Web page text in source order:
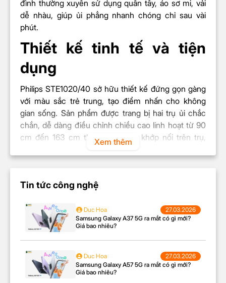
Đế ủi
Sách hướng dẫn sử dụng
đình thường xuyên sử dụng quần tây, áo sơ mi, vải
dễ nhàu, giúp ủi phẳng nhanh chóng chỉ sau vài
phút.
Thiết kế tinh tế và tiện
dụng
Philips STE1020/40 sở hữu thiết kế đứng gọn gàng
với màu sắc trẻ trung, tạo điểm nhấn cho không
gian sống. Sản phẩm được trang bị hai trụ ủi chắc
chắn, dễ dàng điều chỉnh chiều cao linh hoạt từ 90
cm đến 163 cm thông qua các khớp nối trên trụ,
thoải mái mà không cần khom lưng, giảm thiểu tình
Công suất mạnh mẽ và
hiệu suất cao
Với công suất tối đa 1800W, bàn ủi hơi nước đứng
nhanh chỉ trong 45 giây, giúp bạn tiết kiệm thời gian
chờ đợi. Lượng hơi nước phun liên tục lên đến 36
Xem thêm
Tin tức công nghệ
Duc Hoa
27.03.2026
Samsung Galaxy A37 5G ra mắt có gì mới?
Giá bao nhiêu?
Duc Hoa
27.03.2026
Samsung Galaxy A57 5G ra mắt có gì mới?
Giá bao nhiêu?